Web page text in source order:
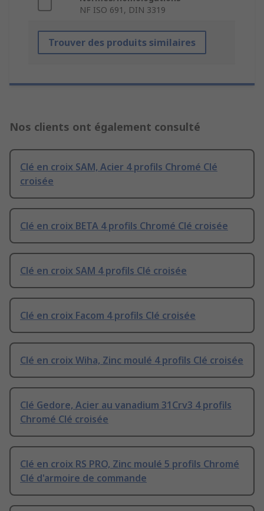
NF ISO 691, DIN 3319
Trouver des produits similaires
Nos clients ont également consulté
Clé en croix SAM, Acier 4 profils Chromé Clé
croisée
Clé en croix BETA 4 profils Chromé Clé croisée
Clé en croix SAM 4 profils Clé croisée
Clé en croix Facom 4 profils Clé croisée
Clé en croix Wiha, Zinc moulé 4 profils Clé croisée
Clé Gedore, Acier au vanadium 31Crv3 4 profils
Chromé Clé croisée
Clé en croix RS PRO, Zinc moulé 5 profils Chromé
Clé d'armoire de commande